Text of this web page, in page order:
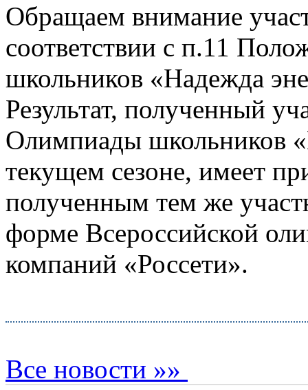
Обращаем внимание
соответствии с п.11
школьников «Надежда
Результат, полученный
Олимпиады школьников
текущем сезоне, имеет
полученным тем же
форме Всероссийской
компаний «Россети».
Все новости »»